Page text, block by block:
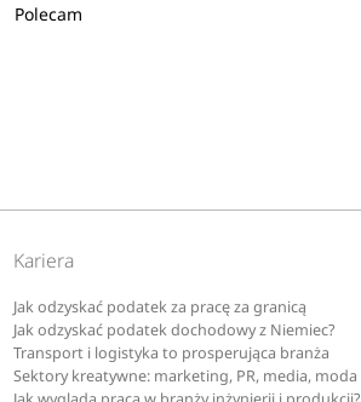
Polecam
Kariera
Jak odzyskać podatek za pracę za granicą
Jak odzyskać podatek dochodowy z Niemiec?
Transport i logistyka to prosperująca branża
Sektory kreatywne: marketing, PR, media, moda